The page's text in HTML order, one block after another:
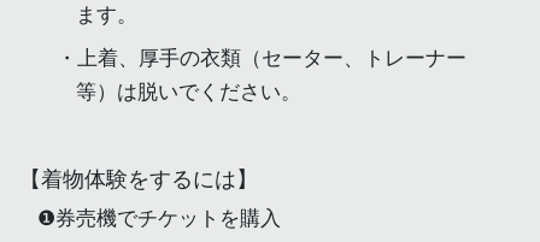
ます。
上着、厚手の衣類（セーター、トレーナー
等）は脱いでください。
【着物体験をするには】
❶券売機でチケットを購入